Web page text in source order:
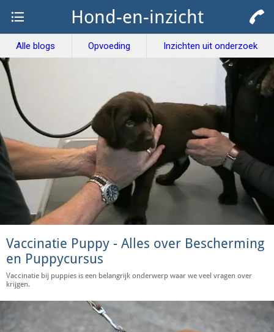
Hond-en-inzicht
Alle blogs Opvoeding Inzichten uit onderzoek
Vaccinatie Puppy - Alles over Bescherming
en Puppycursus
Vaccinatie bij puppies is een belangrijk onderwerp waar we veel vragen over
krijgen.